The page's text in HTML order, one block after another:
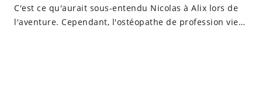
C'est ce qu'aurait sous-entendu Nicolas à Alix lors de
l'aventure. Cependant, l'ostéopathe de profession vient